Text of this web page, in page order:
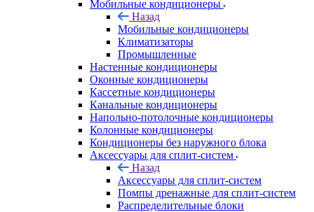
Мобильные кондиционеры
Назад
Мобильные кондиционеры
Климатизаторы
Промышленные
Настенные кондиционеры
Оконные кондиционеры
Кассетные кондиционеры
Канальные кондиционеры
Напольно-потолочные кондиционеры
Колонные кондиционеры
Кондиционеры без наружного блока
Аксессуары для сплит-систем
Назад
Аксессуары для сплит-систем
Помпы дренажные для сплит-систем
Распределительные блоки